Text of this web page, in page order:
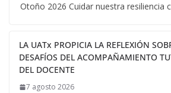
Otoño 2026 Cuidar nuestra resiliencia
LA UATx PROPICIA LA REFLEXIÓN
DESAFÍOS DEL ACOMPAÑAMIENTO
DEL DOCENTE
7 agosto 2026